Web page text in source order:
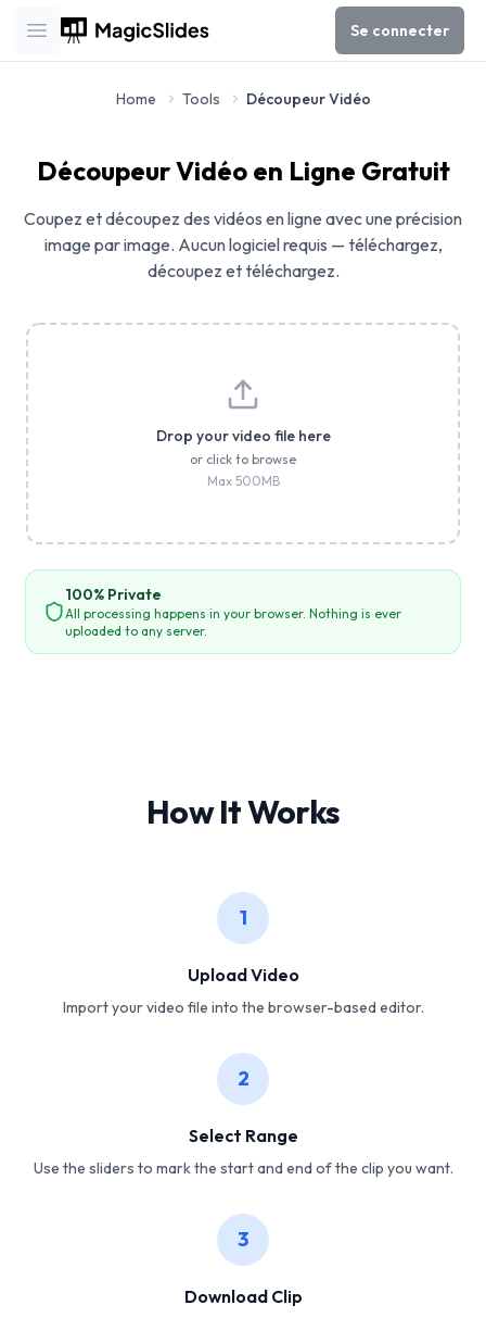
Open main menu
Se connecter
Home Tools Découpeur Vidéo
Découpeur Vidéo en Ligne Gratuit
Coupez et découpez des vidéos en ligne avec une précision
image par image. Aucun logiciel requis — téléchargez,
découpez et téléchargez.
Drop your video file here
or click to browse
Max 500MB
100% Private
All processing happens in your browser. Nothing is ever
uploaded to any server.
How It Works
1
Upload Video
Import your video file into the browser-based editor.
2
Select Range
Use the sliders to mark the start and end of the clip you want.
3
Download Clip